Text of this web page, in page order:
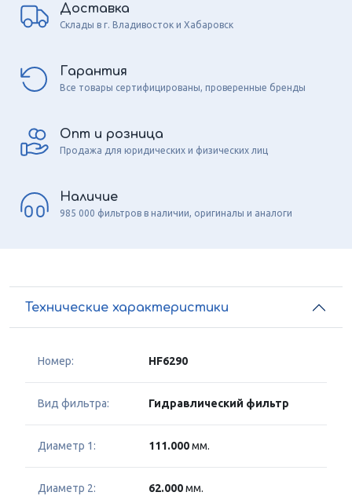
Доставка
Склады в г. Владивосток и Хабаровск
Гарантия
Все товары сертифицированы, проверенные бренды
Опт и розница
Продажа для юридических и физических лиц
Наличие
985 000 фильтров в наличии, оригиналы и аналоги
Технические характеристики
Номер: HF6290
Вид фильтра: Гидравлический фильтр
Диаметр 1: 111.000мм.
Диаметр 2: 62.000мм.